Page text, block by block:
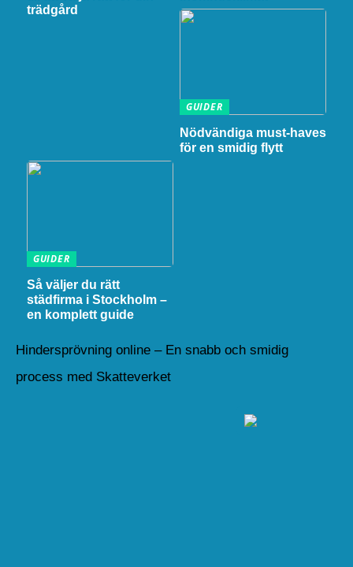
trädgård
GUIDER
Nödvändiga must-haves
för en smidig flytt
GUIDER
Så väljer du rätt
städfirma i Stockholm –
en komplett guide
Hindersprövning online – En snabb och smidig
process med Skatteverket